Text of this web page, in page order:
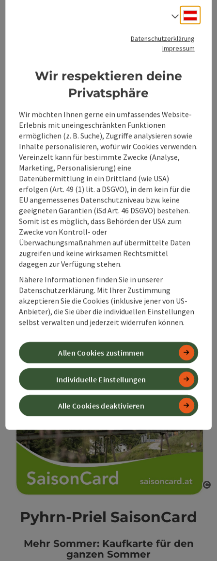
Gästekarte Steyr
In Summe mehr erleben
Gästekarte Steyr
Für Einheimische &
Freunde der
Region: Unsere
SaisonCards
Pyhrn-Priel SaisonCard
Mehr Sommer: Kaufkarte für den
ganzen Sommer
Datenschutzerklärung
Impressum
Wir respektieren deine
Privatsphäre
Wir möchten Ihnen gerne ein umfassendes Website-
Erlebnis mit uneingeschränkten Funktionen
ermöglichen (z. B. Suche), Zugriffe analysieren sowie
Inhalte personalisieren, wofür wir Cookies verwenden.
Vereinzelt kann für bestimmte Zwecke (Analyse,
Marketing, Personalisierung) eine
Datenübermittlung in ein Drittland (wie USA)
erfolgen (Art. 49 (1) lit. a DSGVO), in dem kein für die
EU angemessenes Datenschutzniveau bzw. keine
geeigneten Garantien (iSd Art. 46 DSGVO) bestehen.
Somit ist es möglich, dass Behörden der USA zum
Zwecke von Kontroll- oder
Überwachungsmaßnahmen auf übermittelte Daten
zugreifen und keine wirksamen Rechtsmittel
dagegen zur Verfügung stehen.
Nähere Informationen finden Sie in unserer
Datenschutzerklärung. Mit Ihrer Zustimmung
akzeptieren Sie die Cookies (inklusive jener von US-
Anbieter), die Sie über die individuellen Einstellungen
selbst verwalten und jederzeit widerrufen können.
Alle Cookies deaktivieren
Individuelle Einstellungen
Allen Cookies zustimmen